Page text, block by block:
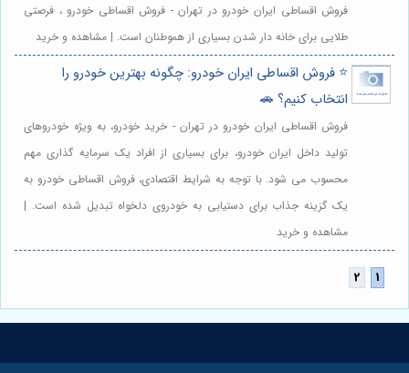
فروش اقساطی ایران خودرو در تهران - فروش اقساطی خودرو ، فرصتی
طلایی برای خانه دار شدن بسیاری از هموطنان است. | مشاهده و خرید
⭐️ فروش اقساطی ایران خودرو: چگونه بهترین خودرو را
انتخاب کنیم؟ 🚗
فروش اقساطی ایران خودرو در تهران - خرید خودرو، به ویژه خودروهای
تولید داخل ایران خودرو، برای بسیاری از افراد یک سرمایه گذاری مهم
محسوب می شود. با توجه به شرایط اقتصادی، فروش اقساطی خودرو به
یک گزینه جذاب برای دستیابی به خودروی دلخواه تبدیل شده است. |
مشاهده و خرید